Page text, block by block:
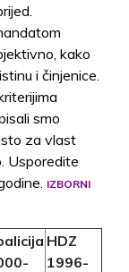
kako
i činjenice.
smo
za vlast
Usporedite
IZBORNI
HDZ
1996-